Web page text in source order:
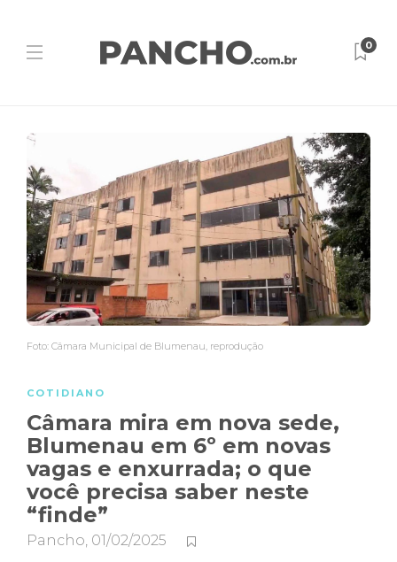
0
Foto: Câmara Municipal de Blumenau, reprodução
COTIDIANO
Câmara mira em nova sede,
Blumenau em 6º em novas
vagas e enxurrada; o que
você precisa saber neste
“finde”
Pancho, 01/02/2025